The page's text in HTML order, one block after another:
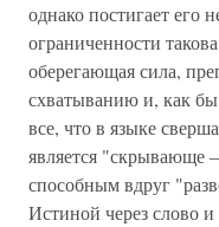
однако постигает его
ограниченности
оберегающая сила,
схватыванию и, как
все, что в языке
является
способным вдруг
Истиной через слово и